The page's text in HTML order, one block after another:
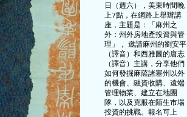
日（週六），美東時間晚
上7點，在網路上舉辦講
座，主題是：「麻州之
外：州外房地產投資與管
理」， 邀請麻州的劉安平
（譯音）和西雅圖的唐志
（譯音）主講，分享他們
如何發掘麻薩諸塞州以外
的機會、融資收購、遠端
管理物業、建立在地團
隊，以及克服在陌生市場
投資的挑戰。報名可上